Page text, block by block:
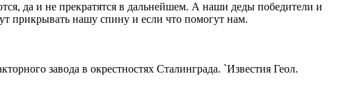
да и не прекратятся в дальнейшем. А наши деды победители и
прикрывать нашу спину и если что помогут нам.
завода в окрестностях Сталинграда. `Известия Геол.